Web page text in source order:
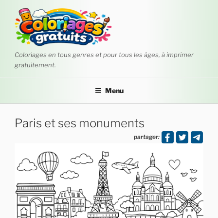
contenu
principal
Coloriages en tous genres et pour tous les âges, à imprimer
gratuitement.
Menu
Paris et ses monuments
partager: